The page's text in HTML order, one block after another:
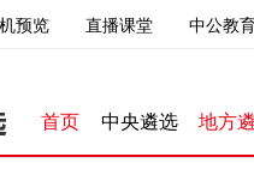
预览 直播课堂 中公教
首页 中央遴选 地方